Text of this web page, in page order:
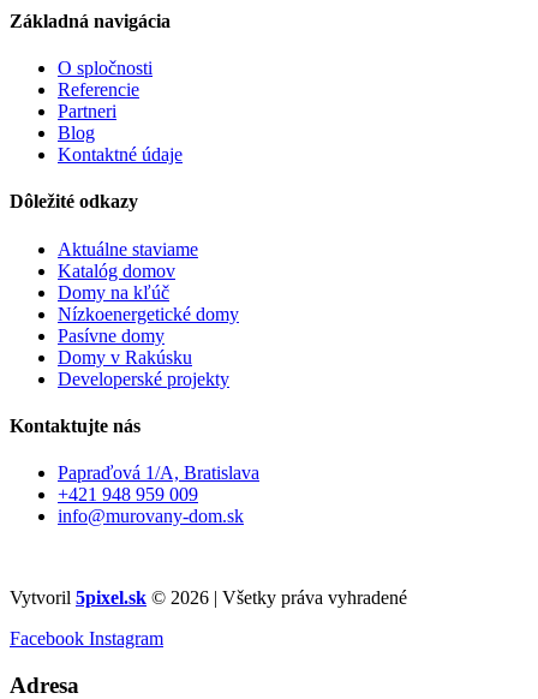
Základná navigácia
O spločnosti
Referencie
Partneri
Blog
Kontaktné údaje
Dôležité odkazy
Aktuálne staviame
Katalóg domov
Domy na kľúč
Nízkoenergetické domy
Pasívne domy
Domy v Rakúsku
Developerské projekty
Kontaktujte nás
Papraďová 1/A, Bratislava
+421 948 959 009
info@murovany-dom.sk
Vytvoril 5pixel.sk © 2026 | Všetky práva vyhradené
Facebook Instagram
Adresa